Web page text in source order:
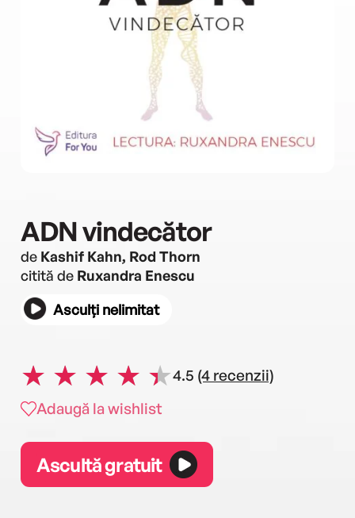
ADN vindecător
de Kashif Kahn, Rod Thorn
citită de Ruxandra Enescu
Asculți nelimitat
4.5 (4 recenzii)
Adaugă la wishlist
Ascultă gratuit